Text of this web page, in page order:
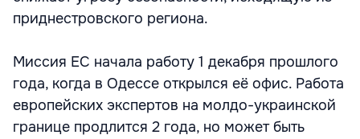
приднестровского региона.
Миссия ЕС начала работу 1 декабря прошлого
года, когда в Одессе открылся её офис. Работа
европейских экспертов на молдо-украинской
границе продлится 2 года, но может быть